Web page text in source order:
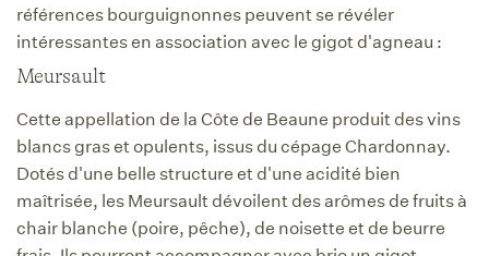
références bourguignonnes peuvent se révéler
intéressantes en association avec le gigot d'agneau :
Meursault
Cette appellation de la Côte de Beaune produit des vins
blancs gras et opulents, issus du cépage Chardonnay.
Dotés d'une belle structure et d'une acidité bien
maîtrisée, les Meursault dévoilent des arômes de fruits à
chair blanche (poire, pêche), de noisette et de beurre